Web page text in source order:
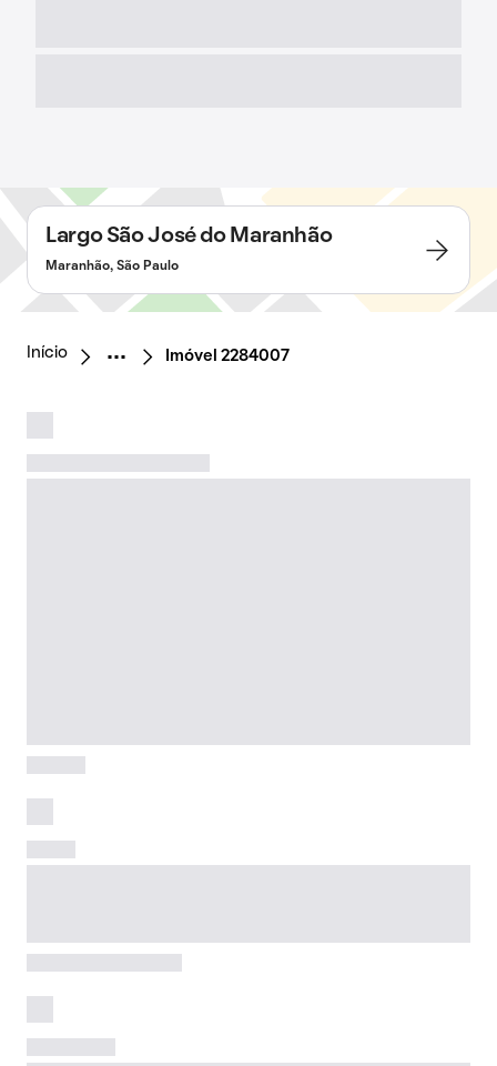
Largo São José do Maranhão
Maranhão, São Paulo
Início Imóvel 2284007